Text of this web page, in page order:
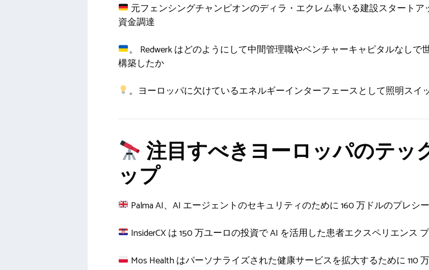
元フェンシングチャンピオンのディラ・エクレム率いる建設スタートア
資金調達
。 Redwerk はどのようにして中間管理職やベンチャーキャピタルなしで
構築したか
。ヨーロッパに欠けているエネルギーインターフェースとして照明スイ
注目すべきヨーロッパのテッ
ップ
Palma AI、AI エージェントのセキュリティのために 160 万ドルのプレシ
InsiderCX は 150 万ユーロの投資で AI を活用した患者エクスペリエンス
Mos Health はパーソナライズされた健康サービスを拡大するために 110